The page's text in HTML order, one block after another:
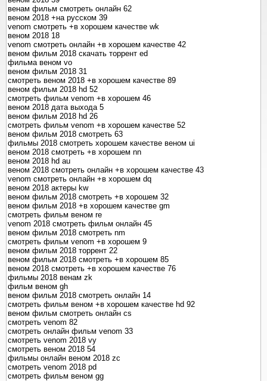
венам фильм смотреть онлайн 62
веном 2018 +на русском 39
venom смотреть +в хорошем качестве wk
веном 2018 18
venom смотреть онлайн +в хорошем качестве 42
веном фильм 2018 скачать торрент ed
фильма веном vo
веном фильм 2018 31
смотреть веном 2018 +в хорошем качестве 89
веном фильм 2018 hd 52
смотреть фильм venom +в хорошем 46
веном 2018 дата выхода 5
веном фильм 2018 hd 26
смотреть фильм venom +в хорошем качестве 52
веном фильм 2018 смотреть 63
фильмы 2018 смотреть хорошем качестве веном ui
веном 2018 смотреть +в хорошем nn
веном 2018 hd au
веном 2018 смотреть онлайн +в хорошем качестве 43
venom смотреть онлайн +в хорошем dq
веном 2018 актеры kw
веном фильм 2018 смотреть +в хорошем 32
веном фильм 2018 +в хорошем качестве gm
смотреть фильм веном re
venom 2018 смотреть фильм онлайн 45
веном фильм 2018 смотреть nm
смотреть фильм venom +в хорошем 9
веном фильм 2018 торрент 22
веном фильм 2018 смотреть +в хорошем 85
веном 2018 смотреть +в хорошем качестве 76
фильмы 2018 венам zk
фильм веном gh
веном фильм 2018 смотреть онлайн 14
смотреть фильм веном +в хорошем качестве hd 92
веном фильм смотреть онлайн cs
смотреть venom 82
смотреть онлайн фильм venom 33
смотреть venom 2018 vy
смотреть веном 2018 54
фильмы онлайн веном 2018 zc
смотреть venom 2018 pd
смотреть фильм веном gg